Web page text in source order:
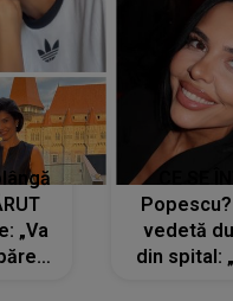
„Va
vedetă
din spital: